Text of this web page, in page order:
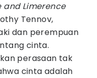
and Limerence
Tennov,
dan perempuan
cinta.
perasaan tak
cinta adalah